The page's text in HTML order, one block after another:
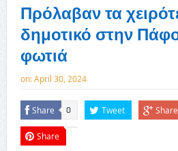
Πρόλαβαν τα
δημοτικό στην
φωτιά
on:April 30, 2024
Share 0 Tweet Share
Share